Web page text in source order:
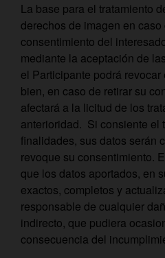
La base para el tratamiento
derechos de imagen en
consentimiento del
mediante la aceptación de
el Participante podrá
bien, en caso de retirar su
afectará a la licitud de los
anterioridad. Si consiente el
finalidades, sus datos serán
revoque su consentimiento.
que los datos aportados, en
exactos, completos y
responsable de cualquier
indirecto, que pudiera
consecuencia del